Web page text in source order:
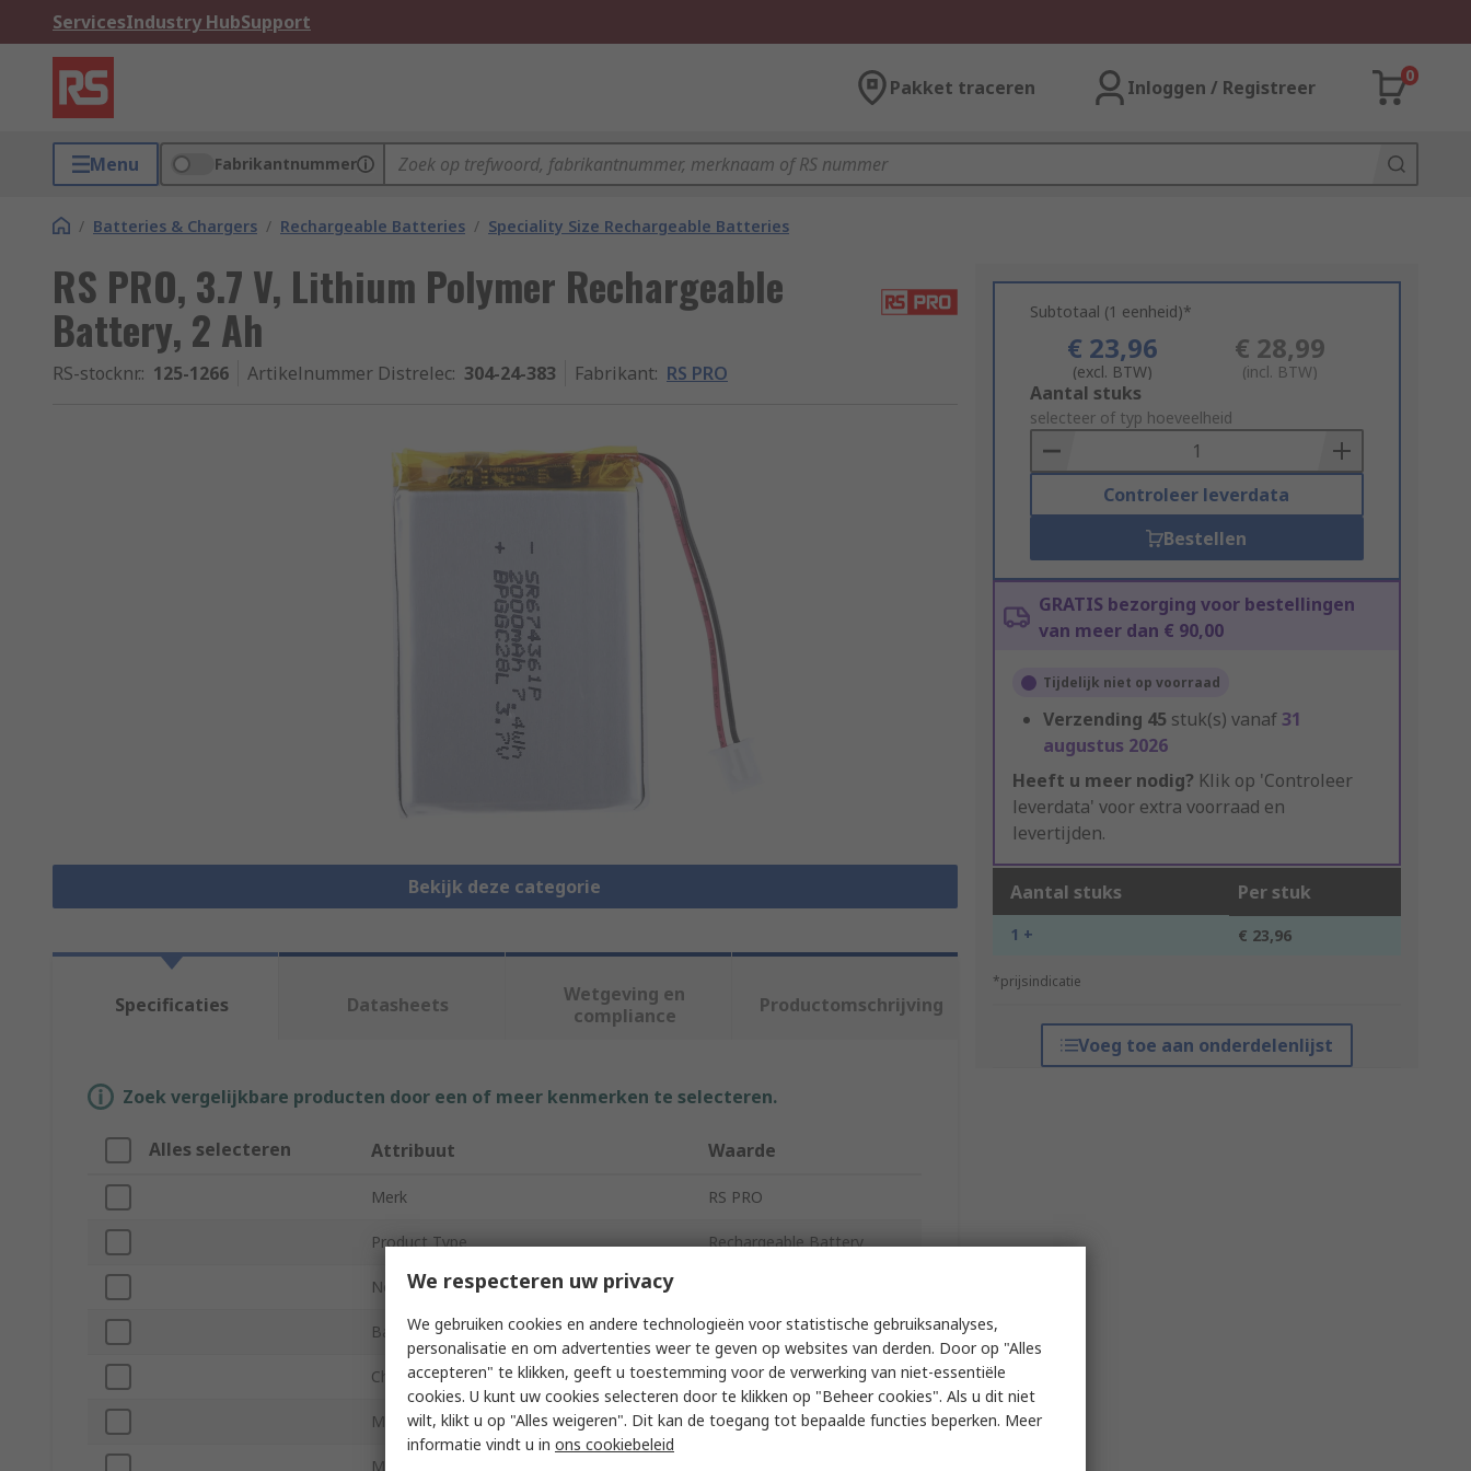
ServicesIndustry HubSupport
Pakket traceren Inloggen / Registreer
0
Menu Fabrikantnummer
/ Batteries & Chargers / Rechargeable Batteries / Speciality Size Rechargeable Batteries
RS PRO, 3.7 V, Lithium Polymer Rechargeable
Battery, 2 Ah
RS-stocknr.: 125-1266 Artikelnummer Distrelec: 304-24-383 Fabrikant: RS PRO
Bekijk deze categorie
Subtotaal (1 eenheid)*
€ 23,96
(excl. BTW)
€ 28,99
(incl. BTW)
Add
to
Basket
Aantal stuks
selecteer of typ hoeveelheid
Controleer leverdata
Bestellen
GRATIS bezorging voor bestellingen
van meer dan € 90,00
Tijdelijk niet op voorraad
Verzending 45 stuk(s) vanaf31
augustus 2026
Heeft u meer nodig? Klik op 'Controleer
leverdata' voor extra voorraad en
levertijden.
Aantal stuks Per stuk
1 + € 23,96
*prijsindicatie
Voeg toe aan onderdelenlijst
Specificaties Datasheets
Wetgeving en
compliance
Productomschrijving
Zoek vergelijkbare producten door een of meer kenmerken te selecteren.
Alles selecteren Attribuut Waarde
Merk RS PRO
Product Type Rechargeable Battery
Nominal Voltage
Battery Capacity 2Ah
Chemistry Lithium Polymer
Maximum Operating Temperature 60°C
Minimum Operating Temperature
We respecteren uw privacy
We gebruiken cookies en andere technologieën voor statistische gebruiksanalyses,
personalisatie en om advertenties weer te geven op websites van derden. Door op "Alles
accepteren" te klikken, geeft u toestemming voor de verwerking van niet-essentiële
cookies. U kunt uw cookies selecteren door te klikken op "Beheer cookies". Als u dit niet
wilt, klikt u op "Alles weigeren". Dit kan de toegang tot bepaalde functies beperken. Meer
informatie vindt u in ons cookiebeleid